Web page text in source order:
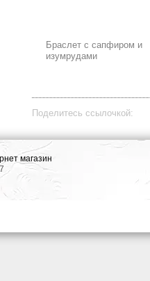
Браслет с сапфиром и
изумрудами
Поделитесь ссылочкой:
магазин